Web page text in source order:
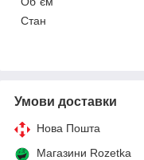
Стан
Умови доставки
Нова Пошта
Магазини Rozetka